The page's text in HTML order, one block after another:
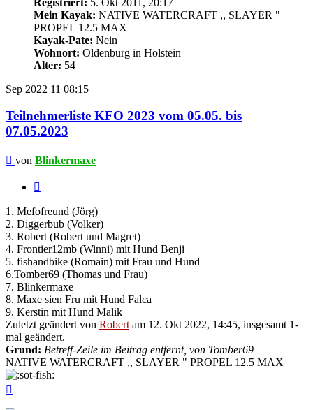
Mein Kayak: NATIVE WATERCRAFT ,, SLAYER "
PROPEL 12.5 MAX
Kayak-Pate: Nein
Wohnort: Oldenburg in Holstein
Alter: 54
Sep 2022 11 08:15
Teilnehmerliste KFO 2023 vom 05.05. bis
07.05.2023
Beitrag
von Blinkermaxe
1. Mefofreund (Jörg)
2. Diggerbub (Volker)
3. Robert (Robert und Magret)
4. Frontier12mb (Winni) mit Hund Benji
5. fishandbike (Romain) mit Frau und Hund
6.Tomber69 (Thomas und Frau)
7. Blinkermaxe
8. Maxe sien Fru mit Hund Falca
9. Kerstin mit Hund Malik
Zuletzt geändert von Robert am 12. Okt 2022, 14:45, insgesamt 1-
mal geändert.
Grund: Betreff-Zeile im Beitrag entfernt, von Tomber69
NATIVE WATERCRAFT ,, SLAYER " PROPEL 12.5 MAX